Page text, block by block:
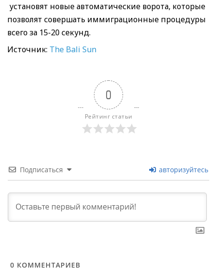
установят новые автоматические ворота, которые
позволят совершать иммиграционные процедуры
всего за 15-20 секунд.
Источник: The Bali Sun
0
Рейтинг статьи
Подписаться авторизуйтесь
0 КОММЕНТАРИЕВ